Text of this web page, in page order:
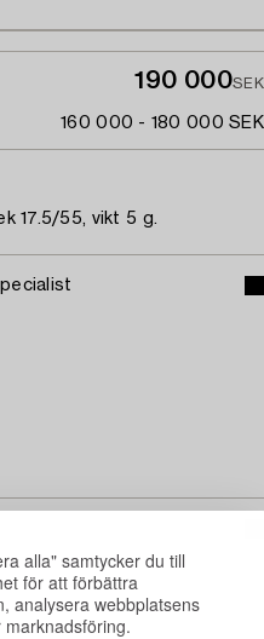
alla" samtycker du till
för att förbättra
analysera webbplatsens
190 000SEK
160 000 - 180 000 SEK
17.5/55, vikt 5 g.